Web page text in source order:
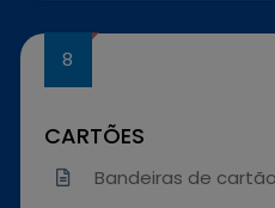
CARTÕES
Bandeiras de